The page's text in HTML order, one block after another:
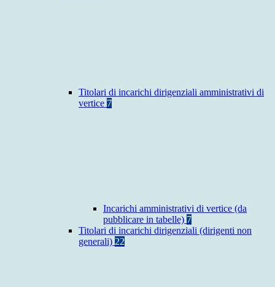
Titolari di incarichi dirigenziali amministrativi di
vertice 7
Incarichi amministrativi di vertice (da
pubblicare in tabelle) 7
Titolari di incarichi dirigenziali (dirigenti non
generali) 22